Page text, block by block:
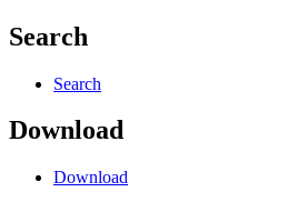
Search
Search
Download
Download